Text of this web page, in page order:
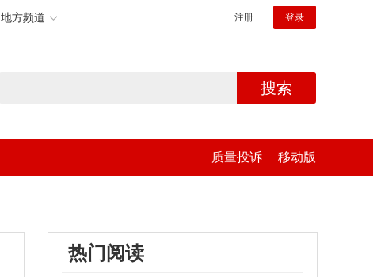
地方频道 注册 登录
搜索
质量投诉 移动版
热门阅读